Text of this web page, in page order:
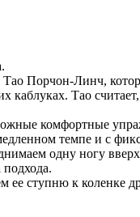
Тао Порчон-Линч,
каблуках. Тао
комфортные
темпе и с
одну ногу
ступню к коленке